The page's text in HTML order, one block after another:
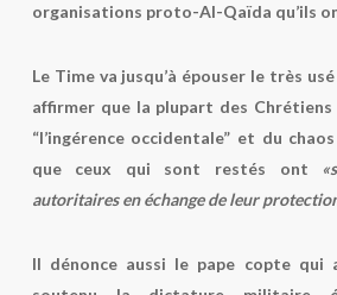
organisations proto-Al-Qaïda qu’ils
Le Time va jusqu’à épouser le très
affirmer que la plupart des
“l’ingérence occidentale” et du
que ceux qui sont restés ont
autoritaires en échange de leur
Il dénonce aussi le pape copte qui